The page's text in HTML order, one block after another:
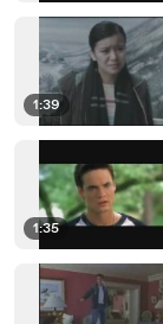
1:39
1:35